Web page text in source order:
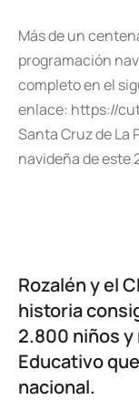
Más de un
programación
completo en el
enlace: https://
Santa Cruz de La
navideña de este
Rozalén y el
historia
2.800 niños
Educativo
nacional.